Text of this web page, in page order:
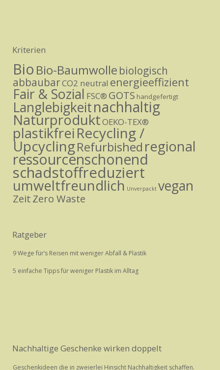
Kriterien
Bio Bio-Baumwolle biologisch
abbaubarCO2 neutral energieeffizient
Fair & Sozial FSC® GOTS handgefertigt
Langlebigkeitnachhaltig
NaturproduktOEKO-TEX®
plastikfreiRecycling /
UpcyclingRefurbished regional
ressourcenschonend
schadstoffreduziert
umweltfreundlich Unverpackt vegan
ZeitZero Waste
Ratgeber
9 Wege für’s Reisen mit weniger Abfall & Plastik
5 einfache Tipps für weniger Plastik im Alltag
Nachhaltige Geschenke wirken doppelt
Geschenkideen die in zweierlei Hinsicht Nachhaltigkeit schaffen.